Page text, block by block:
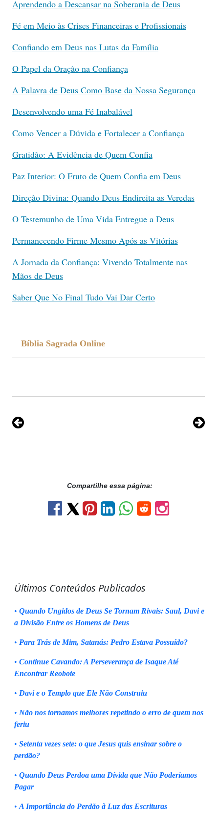
Aprendendo a Descansar na Soberania de Deus
Fé em Meio às Crises Financeiras e Profissionais
Confiando em Deus nas Lutas da Família
O Papel da Oração na Confiança
A Palavra de Deus Como Base da Nossa Segurança
Desenvolvendo uma Fé Inabalável
Como Vencer a Dúvida e Fortalecer a Confiança
Gratidão: A Evidência de Quem Confia
Paz Interior: O Fruto de Quem Confia em Deus
Direção Divina: Quando Deus Endireita as Veredas
O Testemunho de Uma Vida Entregue a Deus
Permanecendo Firme Mesmo Após as Vitórias
A Jornada da Confiança: Vivendo Totalmente nas
Mãos de Deus
Saber Que No Final Tudo Vai Dar Certo
Bíblia Sagrada Online
Compartilhe essa página:
Últimos Conteúdos Publicados
• Quando Ungidos de Deus Se Tornam Rivais: Saul, Davi e
a Divisão Entre os Homens de Deus
• Para Trás de Mim, Satanás: Pedro Estava Possuído?
• Continue Cavando: A Perseverança de Isaque Até
Encontrar Reobote
• Davi e o Templo que Ele Não Construiu
• Não nos tornamos melhores repetindo o erro de quem nos
feriu
• Setenta vezes sete: o que Jesus quis ensinar sobre o
perdão?
• Quando Deus Perdoa uma Dívida que Não Poderíamos
Pagar
• A Importância do Perdão à Luz das Escrituras